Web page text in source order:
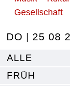
Gesellschaft
DO | 25 08
ALLE
FRÜH